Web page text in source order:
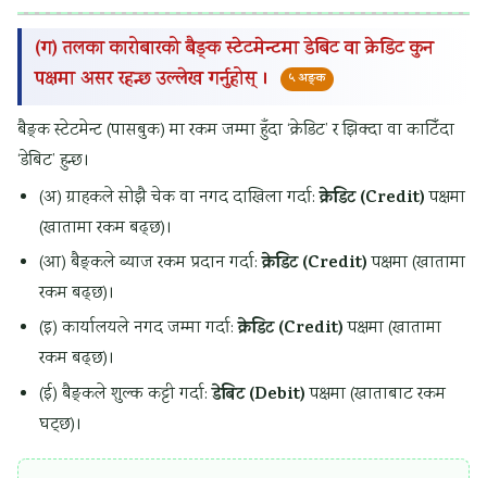
(ग) तलका कारोबारको बैङ्क स्टेटमेन्टमा डेबिट वा क्रेडिट कुन
पक्षमा असर रहन्छ उल्लेख गर्नुहोस् ।
५ अङ्क
बैङ्क स्टेटमेन्ट (पासबुक) मा रकम जम्मा हुँदा ‘क्रेडिट’ र झिक्दा वा काटिँदा
‘डेबिट’ हुन्छ।
(अ) ग्राहकले सोझै चेक वा नगद दाखिला गर्दा:क्रेडिट (Credit)पक्षमा
(खातामा रकम बढ्छ)।
(आ) बैङ्कले ब्याज रकम प्रदान गर्दा:क्रेडिट (Credit)पक्षमा (खातामा
रकम बढ्छ)।
(इ) कार्यालयले नगद जम्मा गर्दा:क्रेडिट (Credit)पक्षमा (खातामा
रकम बढ्छ)।
(ई) बैङ्कले शुल्क कट्टी गर्दा:डेबिट (Debit)पक्षमा (खाताबाट रकम
घट्छ)।
i
t
u
i
o
s
a
e
e
r
g
a
r
h
o
d
r
a
s
S
u
i
s
i
t
E
h
c
l
i
i